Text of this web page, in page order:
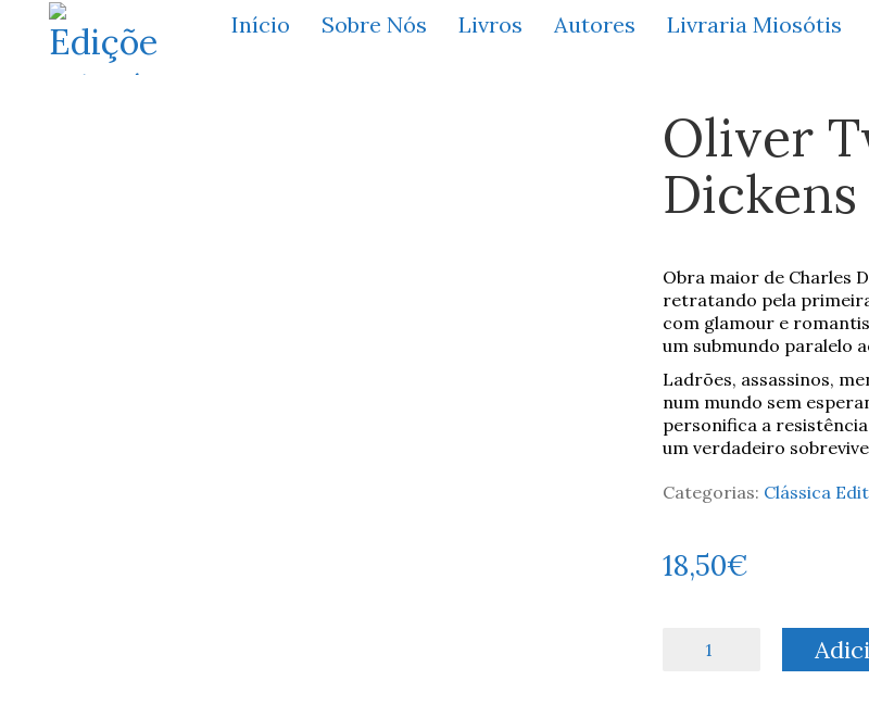
Início Sobre Nós Livros Autores Livraria Miosótis
Oliver
Dickens
Obra maior de Charles
retratando pela
com glamour e
um submundo paralelo
Ladrões, assassinos,
num mundo sem
personifica a
um verdadeiro
Categorias: Clássica
18,50€